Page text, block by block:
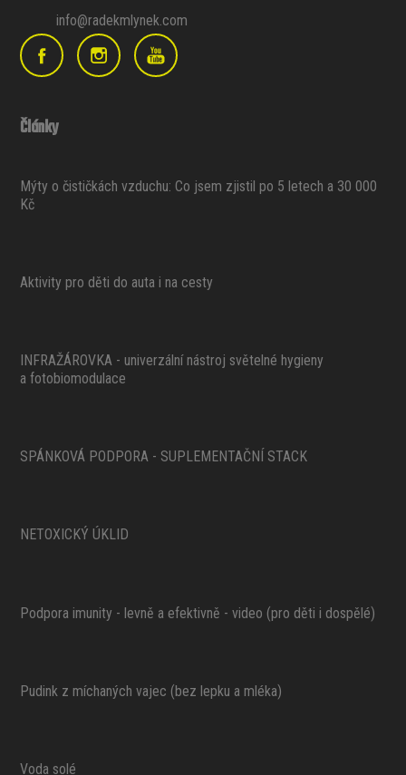
info@radekmlynek.com
Články
Mýty o čističkách vzduchu: Co jsem zjistil po 5 letech a 30 000
Kč
Aktivity pro děti do auta i na cesty
INFRAŽÁROVKA - univerzální nástroj světelné hygieny
a fotobiomodulace
SPÁNKOVÁ PODPORA - SUPLEMENTAČNÍ STACK
NETOXICKÝ ÚKLID
Podpora imunity - levně a efektivně - video (pro děti i dospělé)
Pudink z míchaných vajec (bez lepku a mléka)
Voda solé